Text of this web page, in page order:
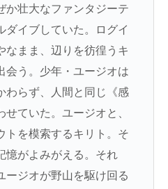
か壮大なファンタジーテ
ダイブしていた。ログイ
なまま、辺りを彷徨うキ
会う。少年・ユージオは
わらず、人間と同じ《感
ていた。ユージオと、
トを模索するキリト。そ
憶がよみがえる。それ
ージオが野山を駆け回る